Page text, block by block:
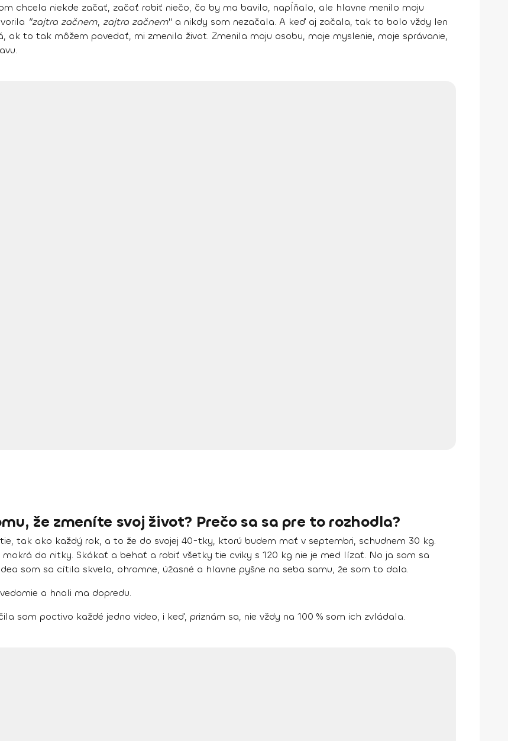
chcela niekde začať, začať robiť niečo, čo by ma bavilo, napĺňalo, ale hlavne menilo moju
"zajtra začnem, zajtra začnem" a nikdy som nezačala. A keď aj začala, tak to bolo vždy len
ak to tak môžem povedať, mi zmenila život. Zmenila moju osobu, moje myslenie, moje správanie,
že zmeníte svoj život? Prečo sa sa pre to rozhodla?
tak ako každý rok, a to že do svojej 40-tky, ktorú budem mať v septembri, schudnem 30 kg.
do nitky. Skákať a behať a robiť všetky tie cviky s 120 kg nie je med lízať. No ja som sa
som sa cítila skvelo, ohromne, úžasné a hlavne pyšne na seba samu, že som to dala.
a hnali ma dopredu.
som poctivo každé jedno video, i keď, priznám sa, nie vždy na 100 % som ich zvládala.